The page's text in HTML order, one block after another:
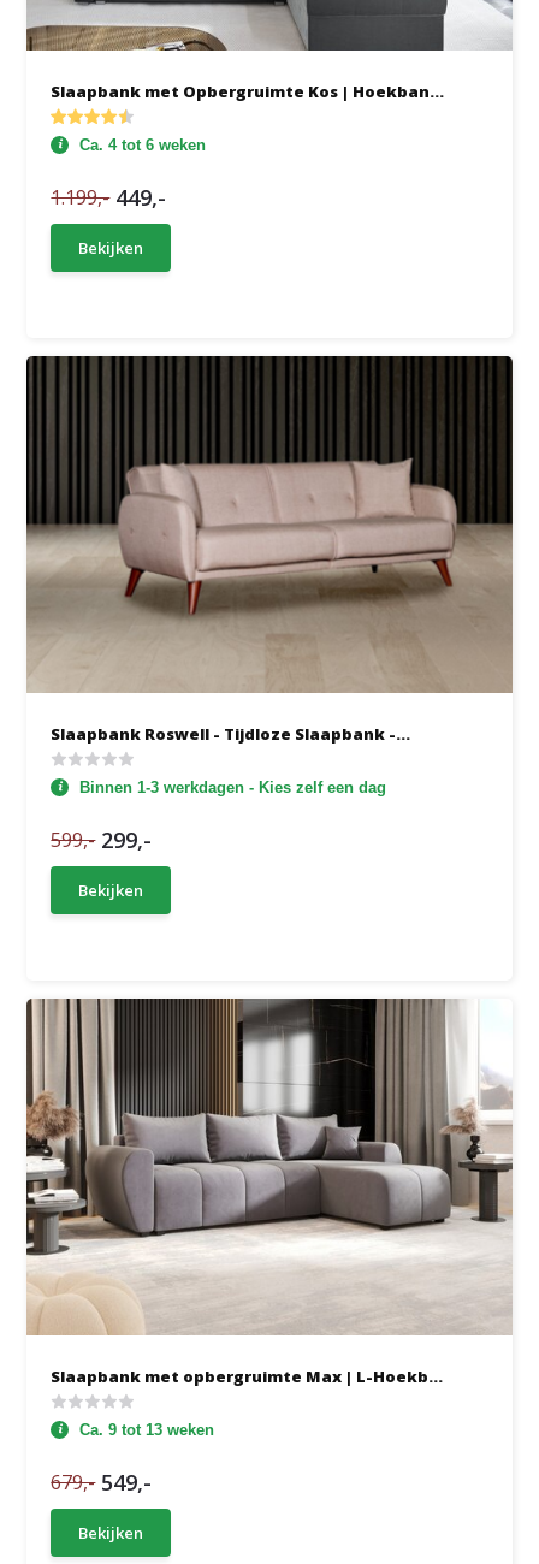
Slaapbank met Opbergruimte Kos | Hoekban...
Ca. 4 tot 6 weken
1.199,- 449,-
Bekijken
Slaapbank Roswell - Tijdloze Slaapbank -...
Binnen 1-3 werkdagen - Kies zelf een dag
599,- 299,-
Bekijken
Slaapbank met opbergruimte Max | L-Hoekb...
Ca. 9 tot 13 weken
679,- 549,-
Bekijken